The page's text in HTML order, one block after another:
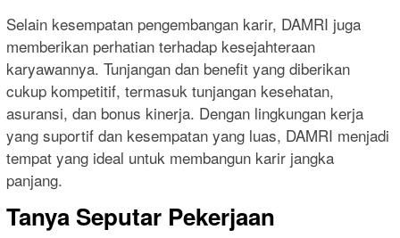
Selain kesempatan pengembangan karir, DAMRI juga
memberikan perhatian terhadap kesejahteraan
karyawannya. Tunjangan dan benefit yang diberikan
cukup kompetitif, termasuk tunjangan kesehatan,
asuransi, dan bonus kinerja. Dengan lingkungan kerja
yang suportif dan kesempatan yang luas, DAMRI menjadi
tempat yang ideal untuk membangun karir jangka
panjang.
Tanya Seputar Pekerjaan